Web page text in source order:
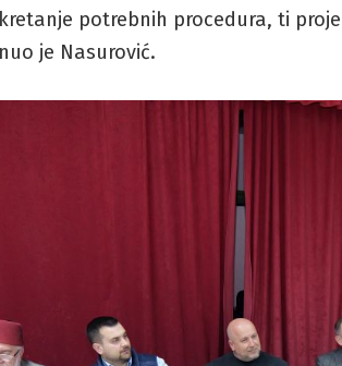
potrebnih procedura, ti
je Nasurović.